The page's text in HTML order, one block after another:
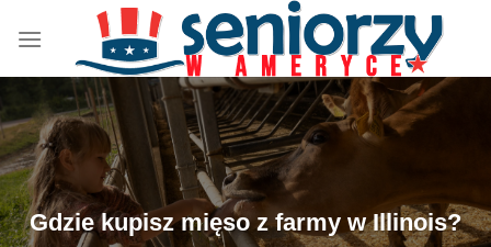
zawartości
Gdzie kupisz mięso z farmy w Illinois?